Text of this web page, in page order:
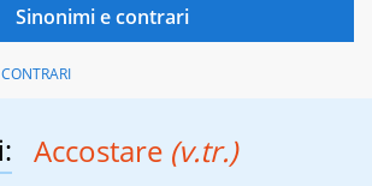
Accostare (v.tr.)